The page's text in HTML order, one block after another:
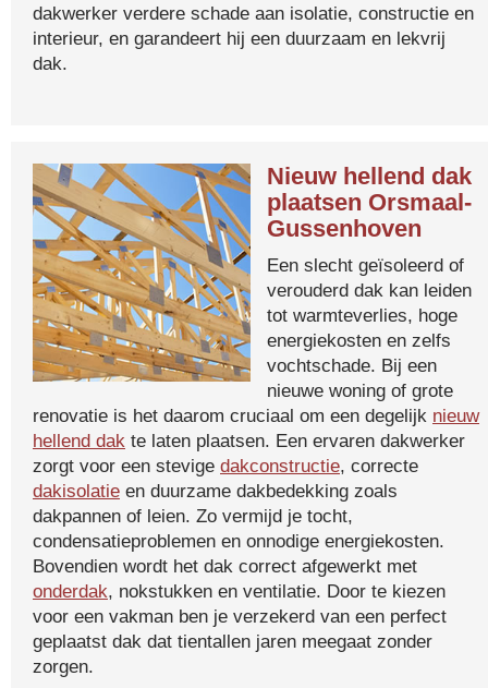
dakwerker verdere schade aan isolatie, constructie en
interieur, en garandeert hij een duurzaam en lekvrij
dak.
Nieuw hellend dak
plaatsen Orsmaal-
Gussenhoven
Een slecht geïsoleerd of
verouderd dak kan leiden
tot warmteverlies, hoge
energiekosten en zelfs
vochtschade. Bij een
nieuwe woning of grote
renovatie is het daarom cruciaal om een degelijk nieuw
hellend dak te laten plaatsen. Een ervaren dakwerker
zorgt voor een stevige dakconstructie, correcte
dakisolatie en duurzame dakbedekking zoals
dakpannen of leien. Zo vermijd je tocht,
condensatieproblemen en onnodige energiekosten.
Bovendien wordt het dak correct afgewerkt met
onderdak, nokstukken en ventilatie. Door te kiezen
voor een vakman ben je verzekerd van een perfect
geplaatst dak dat tientallen jaren meegaat zonder
zorgen.